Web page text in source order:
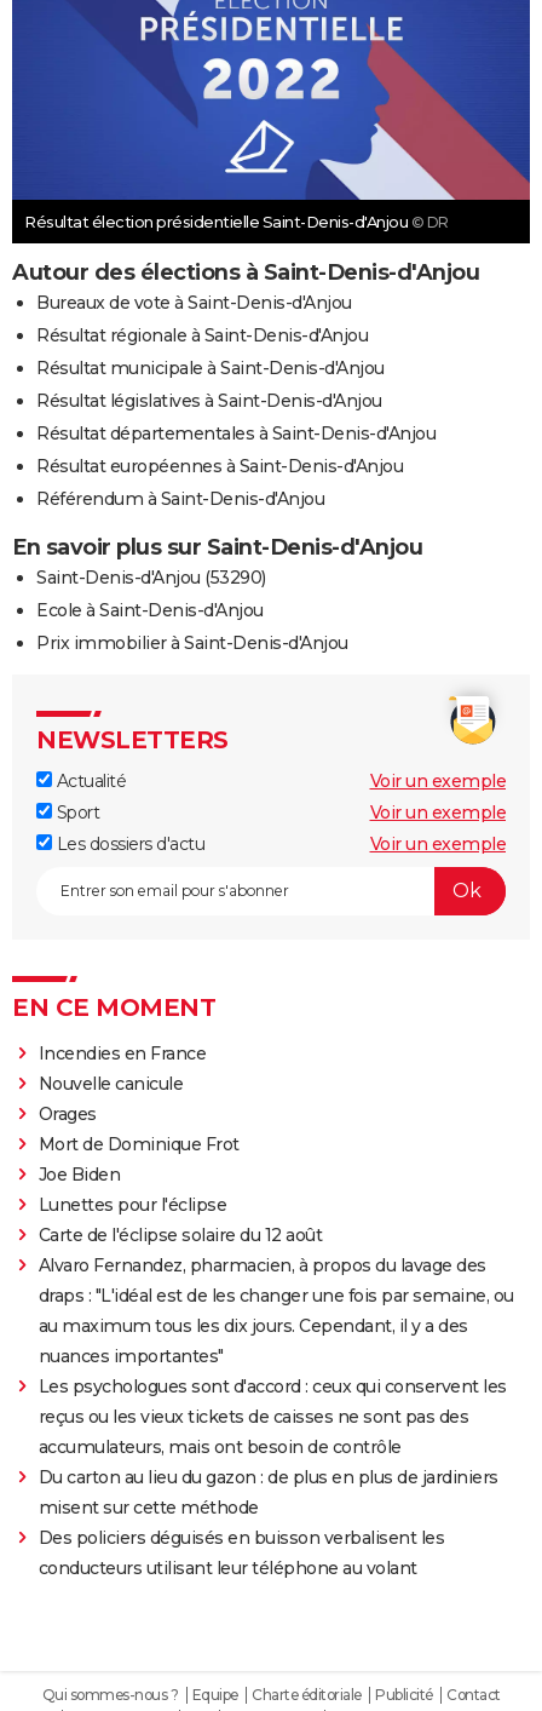
Résultat élection présidentielle Saint-Denis-d'Anjou © DR
Autour des élections à Saint-Denis-d'Anjou
Bureaux de vote à Saint-Denis-d'Anjou
Résultat régionale à Saint-Denis-d'Anjou
Résultat municipale à Saint-Denis-d'Anjou
Résultat législatives à Saint-Denis-d'Anjou
Résultat départementales à Saint-Denis-d'Anjou
Résultat européennes à Saint-Denis-d'Anjou
Référendum à Saint-Denis-d'Anjou
En savoir plus sur Saint-Denis-d'Anjou
Saint-Denis-d'Anjou (53290)
Ecole à Saint-Denis-d'Anjou
Prix immobilier à Saint-Denis-d'Anjou
NEWSLETTERS
Actualité
Voir un exemple
Sport
Voir un exemple
Les dossiers d'actu
Voir un exemple
EN CE MOMENT
Incendies en France
Nouvelle canicule
Orages
Mort de Dominique Frot
Joe Biden
Lunettes pour l'éclipse
Carte de l'éclipse solaire du 12 août
Alvaro Fernandez, pharmacien, à propos du lavage des
draps : "L'idéal est de les changer une fois par semaine, ou
au maximum tous les dix jours. Cependant, il y a des
nuances importantes"
Les psychologues sont d'accord : ceux qui conservent les
reçus ou les vieux tickets de caisses ne sont pas des
accumulateurs, mais ont besoin de contrôle
Du carton au lieu du gazon : de plus en plus de jardiniers
misent sur cette méthode
Des policiers déguisés en buisson verbalisent les
conducteurs utilisant leur téléphone au volant
Qui sommes-nous ? Equipe Charte éditoriale Publicité
Contact